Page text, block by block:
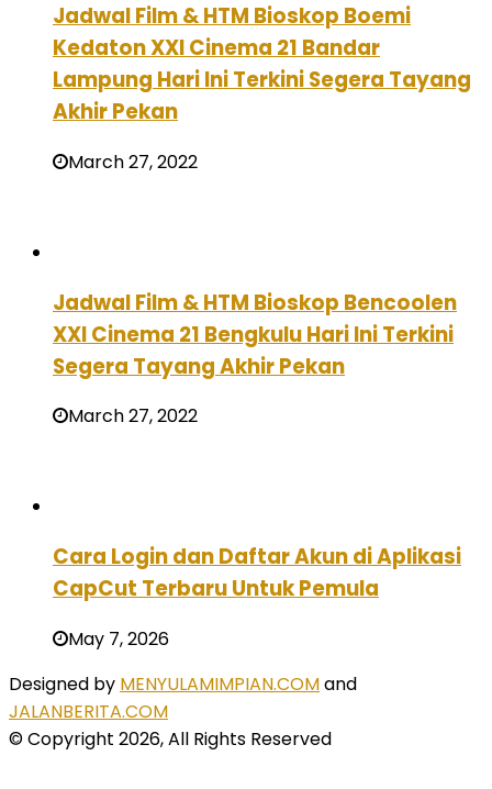
Jadwal Film & HTM Bioskop Boemi
Kedaton XXI Cinema 21 Bandar
Lampung Hari Ini Terkini Segera Tayang
Akhir Pekan
March 27, 2022
Jadwal Film & HTM Bioskop Bencoolen
XXI Cinema 21 Bengkulu Hari Ini Terkini
Segera Tayang Akhir Pekan
March 27, 2022
Cara Login dan Daftar Akun di Aplikasi
CapCut Terbaru Untuk Pemula
May 7, 2026
Designed by MENYULAMIMPIAN.COMand
JALANBERITA.COM
© Copyright 2026, All Rights Reserved